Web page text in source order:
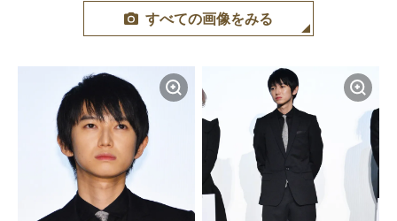
すべての画像をみる